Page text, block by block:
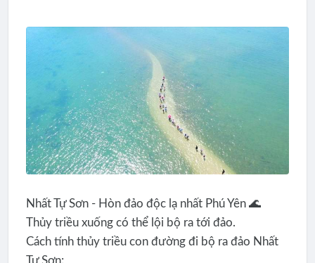
Nhất Tự Sơn - Hòn đảo độc lạ nhất Phú Yên 🌊
Thủy triều xuống có thể lội bộ ra tới đảo.
Cách tính thủy triều con đường đi bộ ra đảo Nhất
Tự Sơn: